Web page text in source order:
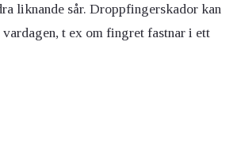
liknande sår. Droppfingerskador kan
t ex om fingret fastnar i ett